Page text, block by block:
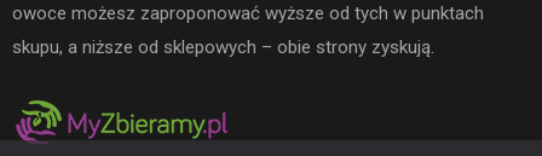
owoce możesz zaproponować wyższe od tych w punktach
skupu, a niższe od sklepowych – obie strony zyskują.